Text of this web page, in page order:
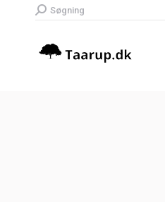
Search:
Søgning